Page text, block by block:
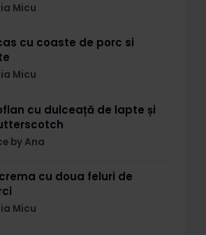
Micu
cu coaste de porc si
Micu
cu dulceață de lapte și
by Ana
cu doua feluri de
Micu